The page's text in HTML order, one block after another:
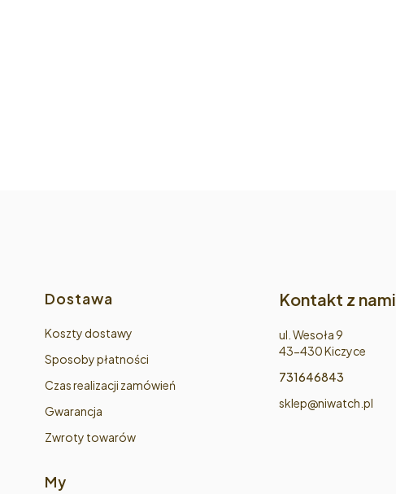
Dostawa
Koszty dostawy
Sposoby płatności
Czas realizacji zamówień
Gwarancja
Zwroty towarów
My
Kontakt z nami
Adres:
ul. Wesoła 9
43-430 Kiczyce
731646843
sklep@niwatch.pl